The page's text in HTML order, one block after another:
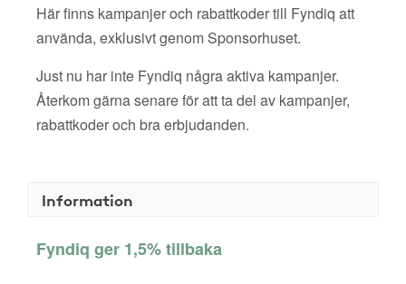
Här finns kampanjer och rabattkoder till Fyndiq att
använda, exklusivt genom Sponsorhuset.
Just nu har inte Fyndiq några aktiva kampanjer.
Återkom gärna senare för att ta del av kampanjer,
rabattkoder och bra erbjudanden.
Information
Fyndiq ger 1,5% tillbaka